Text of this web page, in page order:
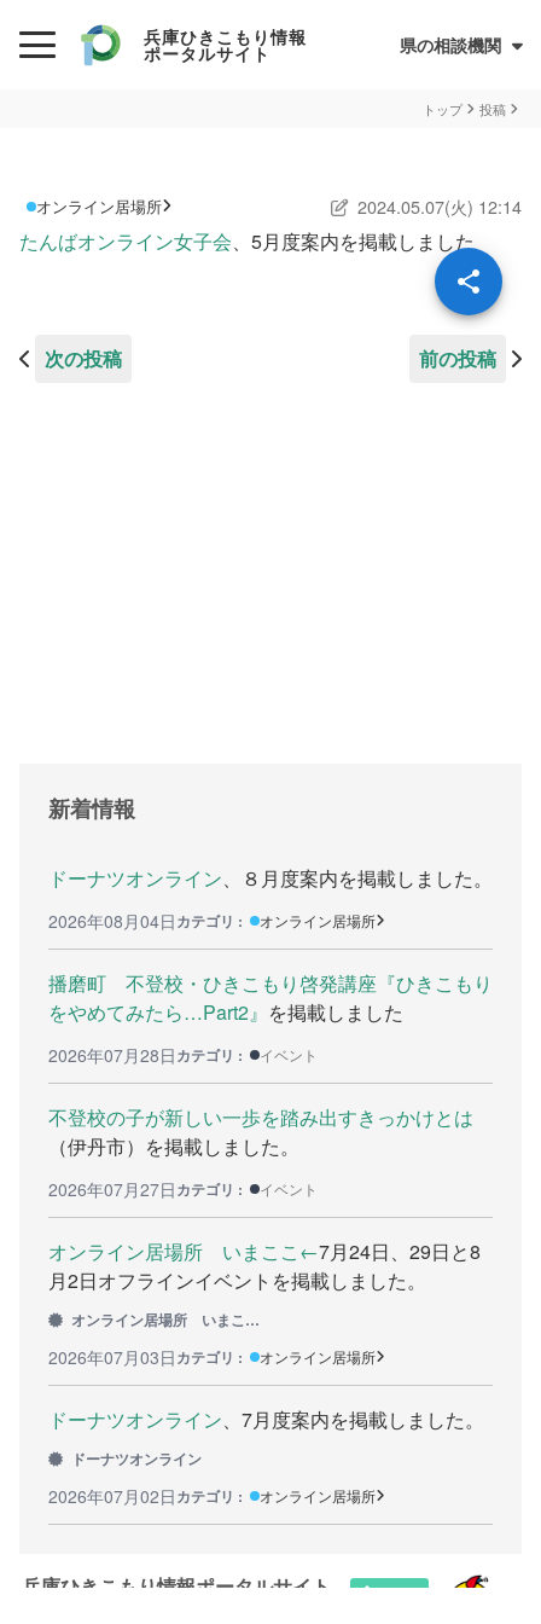
兵庫ひきこもり情報
ポータルサイト 県の相談機関
ひきこもり当事者のためのQ&A集
サイトについて
情報について
助成金等の情報
相談する前に
兵庫県ひきこもり総合支援センター
兵庫ひきこもり相談支援センター
カウンセリング機関
働く前に
ボランティアしたい方への情報
就職の相談や情報
学びたい方へ
研修や講座
全寮制の県立フリースクール
トップ 投稿
オンライン居場所 2024.05.07(火) 12:14
たんばオンライン女子会 、5月度案内を掲載しました
次の投稿 前の投稿
新着情報
ドーナツオンライン 、８月度案内を掲載しました。
2026年08月04日カテゴリ : オンライン居場所
播磨町 不登校・ひきこもり啓発講座『ひきこもり
をやめてみたら…Part2』 を掲載しました
2026年07月28日カテゴリ : イベント
不登校の子が新しい一歩を踏み出すきっかけとは
（伊丹市）を掲載しました。
2026年07月27日カテゴリ : イベント
オンライン居場所 いまここ←7月24日、29日と8
月2日オフラインイベントを掲載しました。
オンライン居場所 いまここ←
2026年07月03日カテゴリ : オンライン居場所
ドーナツオンライン 、7月度案内を掲載しました。
ドーナツオンライン
2026年07月02日カテゴリ : オンライン居場所
兵庫ひきこもり情報ポータルサイト